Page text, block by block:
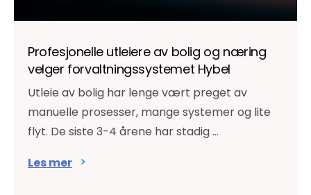
Profesjonelle utleiere av bolig og næring
velger forvaltningssystemet Hybel
Utleie av bolig har lenge vært preget av
manuelle prosesser, mange systemer og lite
flyt. De siste 3-4 årene har stadig ...
Les mer